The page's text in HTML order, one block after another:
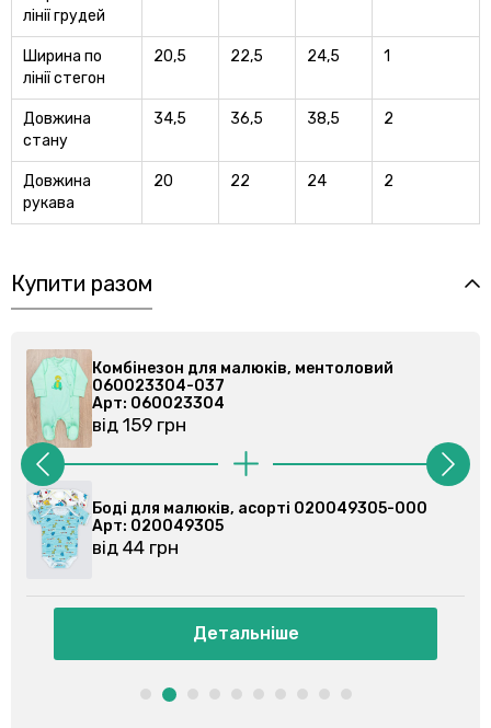
лiнiї грудей
Ширина по
лiнiї стегон
20,5 22,5 24,5 1
Довжина
стану
34,5 36,5 38,5 2
Довжина
рукава
20 22 24 2
Купити разом
Комбінезон для малюків, ментоловий
060023304-037
Арт: 060023304
від 159 грн
Боді для малюків, асорті 020079102-000
Арт: 020079102
від 44 грн
Детальніше